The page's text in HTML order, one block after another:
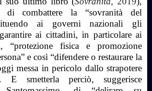
di combattere la “sovranità del
ai governi nazionali gli
ai cittadini, in particolare ai
“protezione fisica e promozione
e così “difendere o restaurare la
messa in pericolo dallo strapotere
E smetterla perciò, suggerisce